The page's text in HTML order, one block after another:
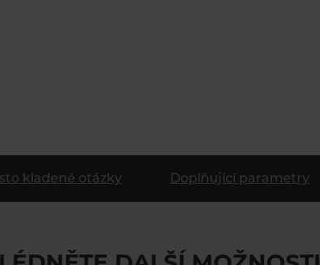
kladené otázky Doplňující parametry